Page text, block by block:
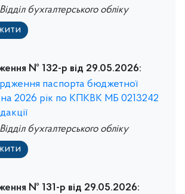
Відділ бухгалтерського обліку
№ 132-р від 29.05.2026:
паспорта бюджетної
2026 рік по КПКВК МБ 0213242
Відділ бухгалтерського обліку
№ 131-р від 29.05.2026: